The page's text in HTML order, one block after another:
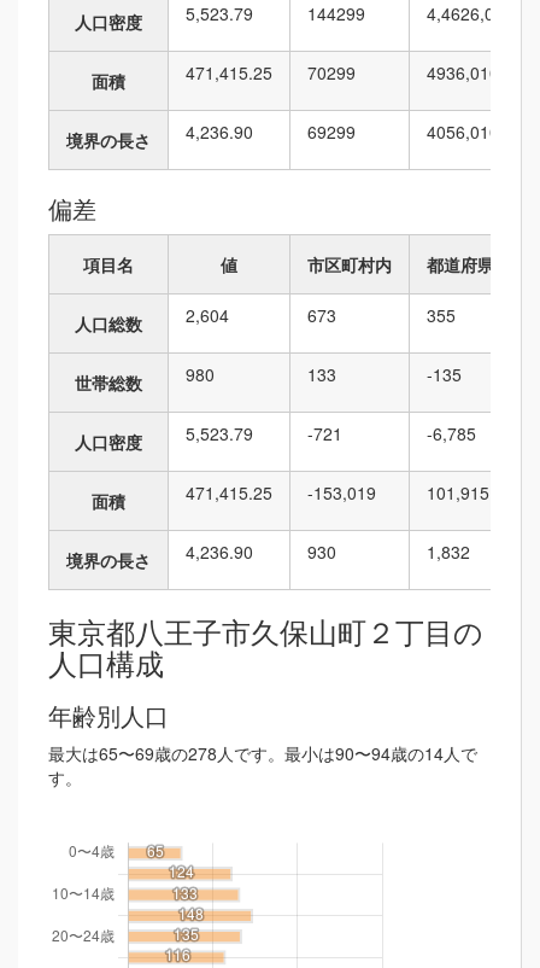
人口密度 5,523.79 144299 4,4626,010
面積 471,415.25 70299 4936,010
境界の長さ 4,236.90 69299 4056,010
偏差
項目名 値 市区町村内 都道府県内
人口総数 2,604 673 355
世帯総数 980 133 -135
人口密度 5,523.79 -721 -6,785
面積 471,415.25 -153,019 101,915
境界の長さ 4,236.90 930 1,832
東京都八王子市久保山町２丁目の
人口構成
年齢別人口
最大は65〜69歳の278人です。最小は90〜94歳の14人で
す。